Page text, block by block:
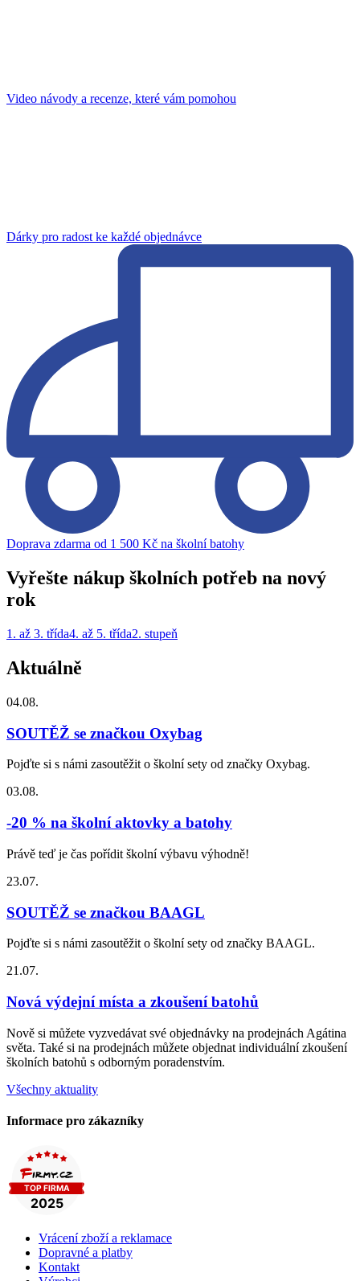
Video návody a recenze, které vám pomohou
Dárky pro radost ke každé objednávce
Doprava zdarma od 1 500 Kč na školní batohy
Vyřešte nákup školních potřeb na nový
rok
1. až 3. třída4. až 5. třída2. stupeň
Aktuálně
04.08.
SOUTĚŽ se značkou Oxybag
Pojďte si s námi zasoutěžit o školní sety od značky Oxybag.
03.08.
-20 % na školní aktovky a batohy
Právě teď je čas pořídit školní výbavu výhodně!
23.07.
SOUTĚŽ se značkou BAAGL
Pojďte si s námi zasoutěžit o školní sety od značky BAAGL.
21.07.
Nová výdejní místa a zkoušení batohů
Nově si můžete vyzvedávat své objednávky na prodejnách Agátina
světa. Také si na prodejnách můžete objednat individuální zkoušení
školních batohů s odborným poradenstvím.
Všechny aktuality
Informace pro zákazníky
Vrácení zboží a reklamace
Dopravné a platby
Kontakt